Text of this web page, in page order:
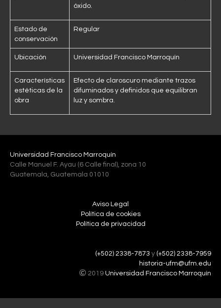
óxido.
Estado de
conservación
Regular
Ubicación Universidad Francisco Marroquín
Características
estéticas de la
obra
Efecto de claroscuro mediante trazos
difuminados y definidos que equilibran
luz y sombra.
Universidad Francisco Marroquín
Calle Manuel F. Ayau (6 Calle final), zona 10
Guatemala, Guatemala 01010
Aviso Legal
Política de cookies
Política de privacidad
(+502) 2338-7873 y (+502) 2338-7959
historia-ufm@ufm.edu
2019 Universidad Francisco Marroquín